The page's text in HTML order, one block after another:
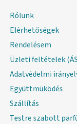
Rólunk
Elérhetőségek
Rendelésem
Üzleti feltételek
Adatvédelmi
Együttmüködés
Szállítás
Testre szabott